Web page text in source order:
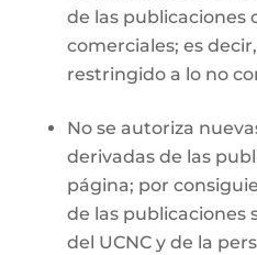
de las publicaciones
comerciales; es
restringido a lo no
No se autoriza
derivadas de las
página; por
de las publicaciones
del UCNC y de la